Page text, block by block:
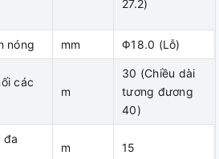
bị ăn mòn nên một tấm thép
bị để gia tăng độ bền.
trao đổi nhiệt được xử lý chống ăn
cách cải thiện khả năng chịu
ô nhiễm không kh, dàn trao đổi
mòn (đã được xử lý sơ bộ bằng
27.2)
nóng mm Φ18.0 (Lỗ)
các
m
30 (Chiều dài
tương đương
40)
đa
m 15